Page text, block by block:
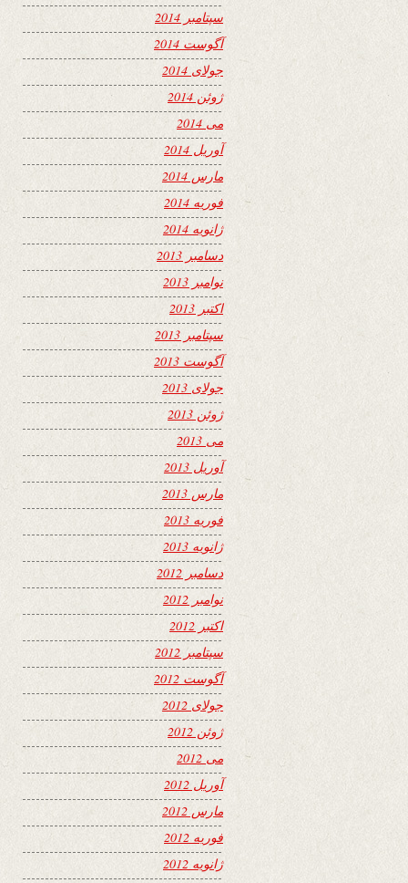
سپتامبر 2014
آگوست 2014
جولای 2014
ژوئن 2014
می 2014
آوریل 2014
مارس 2014
فوریه 2014
ژانویه 2014
دسامبر 2013
نوامبر 2013
اکتبر 2013
سپتامبر 2013
آگوست 2013
جولای 2013
ژوئن 2013
می 2013
آوریل 2013
مارس 2013
فوریه 2013
ژانویه 2013
دسامبر 2012
نوامبر 2012
اکتبر 2012
سپتامبر 2012
آگوست 2012
جولای 2012
ژوئن 2012
می 2012
آوریل 2012
مارس 2012
فوریه 2012
ژانویه 2012